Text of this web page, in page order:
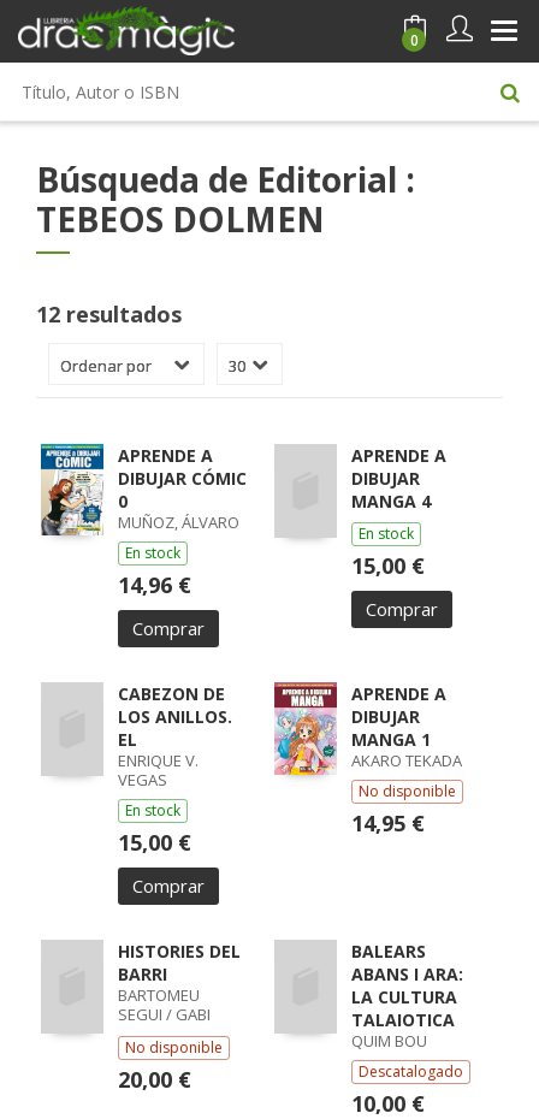
0
Búsqueda de Editorial :
TEBEOS DOLMEN
12 resultados
APRENDE A
DIBUJAR CÓMIC
0
MUÑOZ, ÁLVARO
En stock
14,96 €
Comprar
APRENDE A
DIBUJAR
MANGA 4
En stock
15,00 €
Comprar
CABEZON DE
LOS ANILLOS.
EL
ENRIQUE V.
VEGAS
En stock
15,00 €
Comprar
APRENDE A
DIBUJAR
MANGA 1
AKARO TEKADA
No disponible
14,95 €
HISTORIES DEL
BARRI
BARTOMEU
SEGUI / GABI
BELTRAN
No disponible
20,00 €
BALEARS
ABANS I ARA:
LA CULTURA
TALAIOTICA
QUIM BOU
Descatalogado
10,00 €